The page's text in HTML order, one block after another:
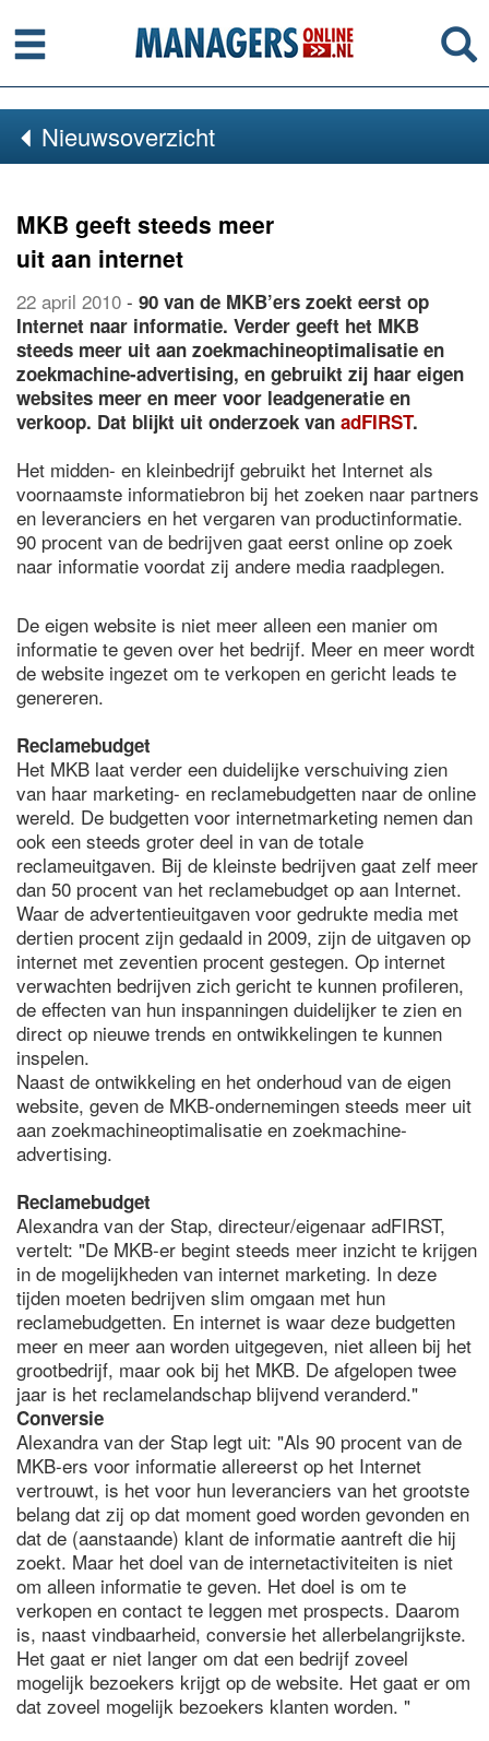
Menu
Nieuwsoverzicht
MKB geeft steeds meer
uit aan internet
22 april 2010 - 90 van de MKB’ers zoekt eerst op
Internet naar informatie. Verder geeft het MKB
steeds meer uit aan zoekmachineoptimalisatie en
zoekmachine-advertising, en gebruikt zij haar eigen
websites meer en meer voor leadgeneratie en
verkoop. Dat blijkt uit onderzoek van adFIRST.
Het midden- en kleinbedrijf gebruikt het Internet als
voornaamste informatiebron bij het zoeken naar partners
en leveranciers en het vergaren van productinformatie.
90 procent van de bedrijven gaat eerst online op zoek
naar informatie voordat zij andere media raadplegen.
De eigen website is niet meer alleen een manier om
informatie te geven over het bedrijf. Meer en meer wordt
de website ingezet om te verkopen en gericht leads te
genereren.
Reclamebudget
Het MKB laat verder een duidelijke verschuiving zien
van haar marketing- en reclamebudgetten naar de online
wereld. De budgetten voor internetmarketing nemen dan
ook een steeds groter deel in van de totale
reclameuitgaven. Bij de kleinste bedrijven gaat zelf meer
dan 50 procent van het reclamebudget op aan Internet.
Waar de advertentieuitgaven voor gedrukte media met
dertien procent zijn gedaald in 2009, zijn de uitgaven op
internet met zeventien procent gestegen. Op internet
verwachten bedrijven zich gericht te kunnen profileren,
de effecten van hun inspanningen duidelijker te zien en
direct op nieuwe trends en ontwikkelingen te kunnen
inspelen.
Naast de ontwikkeling en het onderhoud van de eigen
website, geven de MKB-ondernemingen steeds meer uit
aan zoekmachineoptimalisatie en zoekmachine-
advertising.
Reclamebudget
Alexandra van der Stap, directeur/eigenaar adFIRST,
vertelt: "De MKB-er begint steeds meer inzicht te krijgen
in de mogelijkheden van internet marketing. In deze
tijden moeten bedrijven slim omgaan met hun
reclamebudgetten. En internet is waar deze budgetten
meer en meer aan worden uitgegeven, niet alleen bij het
grootbedrijf, maar ook bij het MKB. De afgelopen twee
jaar is het reclamelandschap blijvend veranderd."
Conversie
Alexandra van der Stap legt uit: "Als 90 procent van de
MKB-ers voor informatie allereerst op het Internet
vertrouwt, is het voor hun leveranciers van het grootste
belang dat zij op dat moment goed worden gevonden en
dat de (aanstaande) klant de informatie aantreft die hij
zoekt. Maar het doel van de internetactiviteiten is niet
om alleen informatie te geven. Het doel is om te
verkopen en contact te leggen met prospects. Daarom
is, naast vindbaarheid, conversie het allerbelangrijkste.
Het gaat er niet langer om dat een bedrijf zoveel
mogelijk bezoekers krijgt op de website. Het gaat er om
dat zoveel mogelijk bezoekers klanten worden. "